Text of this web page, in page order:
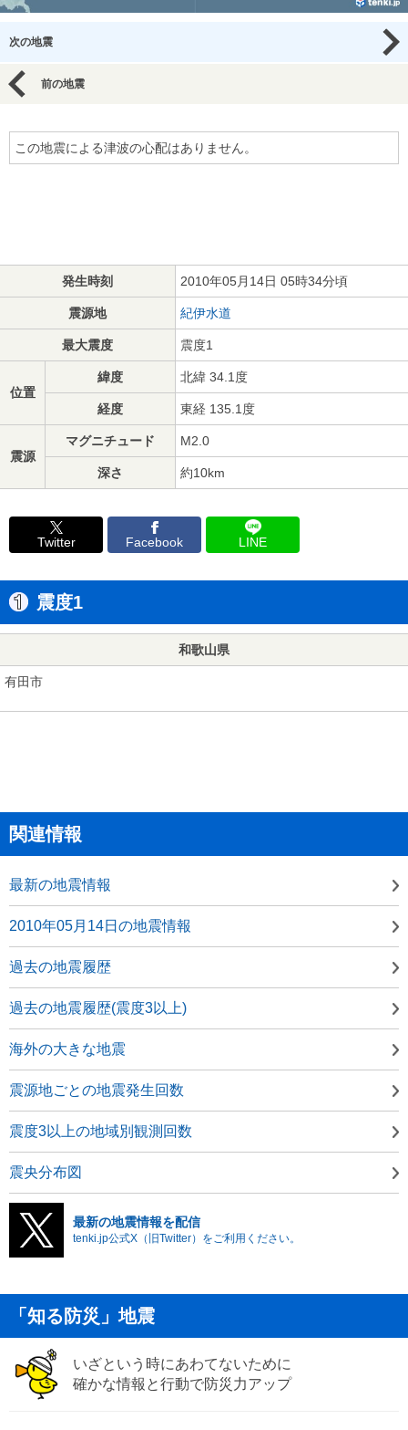
次の地震
前の地震
この地震による津波の心配はありません。
発生時刻 2010年05月14日 05時34分頃
震源地 紀伊水道
最大震度 震度1
位置
緯度 北緯 34.1度
経度 東経 135.1度
震源
マグニチュード M2.0
深さ 約10km
Twitter Facebook LINE
震度1
和歌山県
有田市
関連情報
最新の地震情報
2010年05月14日の地震情報
過去の地震履歴
過去の地震履歴(震度3以上)
海外の大きな地震
震源地ごとの地震発生回数
震度3以上の地域別観測回数
震央分布図
最新の地震情報を配信
tenki.jp公式X（旧Twitter）をご利用ください。
「知る防災」地震
いざという時にあわてないために
確かな情報と行動で防災力アップ